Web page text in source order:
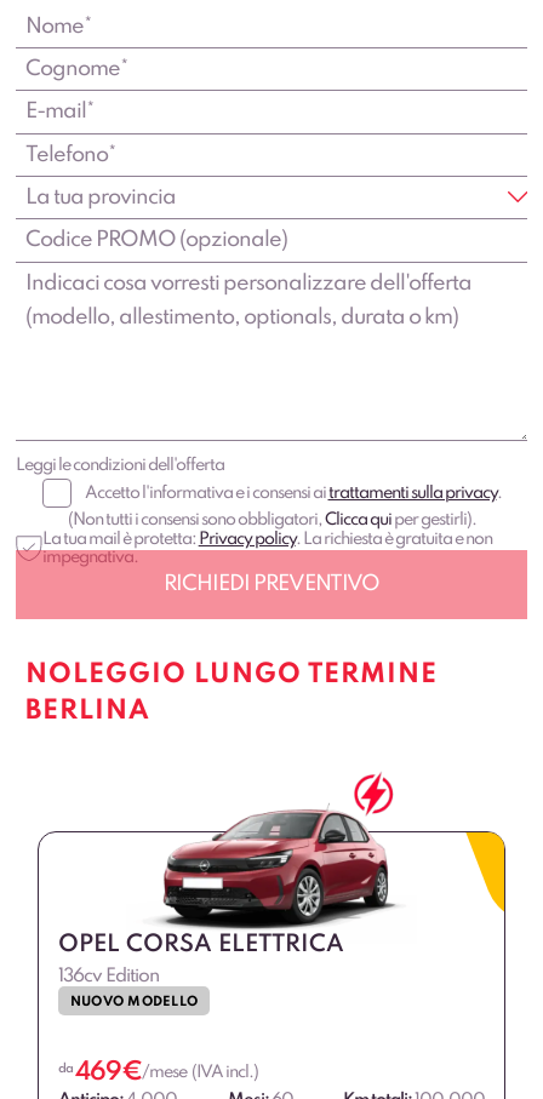
Leggi le condizioni dell'offerta
Accetto l'informativa e i consensi aitrattamenti sulla privacy.
(Non tutti i consensi sono obbligatori,Clicca quiper gestirli).
La tua mail è protetta: Privacy policy. La richiesta è gratuita e non
impegnativa.
NOLEGGIO LUNGO TERMINE
BERLINA
OPEL CORSA ELETTRICA
136cv Edition
NUOVO MODELLO
da 469€/mese (IVA incl.)